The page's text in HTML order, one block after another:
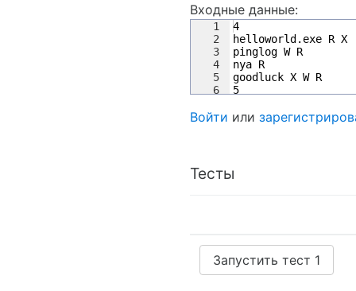
Входные данные:
1
2
3
4
5
6
4
helloworld.exe R X
pinglog W R
nya R
goodluck X W R
5
Войти или
Тесты
Запустить тест 1